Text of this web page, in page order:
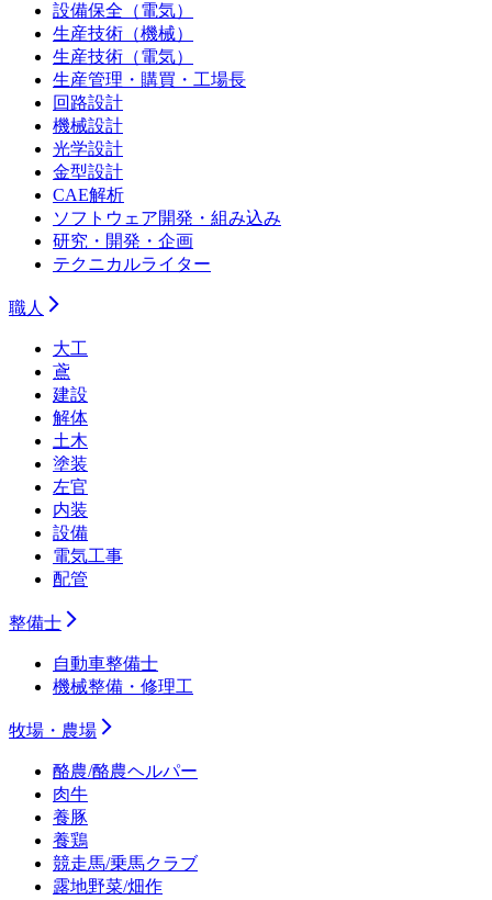
設備保全（電気）
生産技術（機械）
生産技術（電気）
生産管理・購買・工場長
回路設計
機械設計
光学設計
金型設計
CAE解析
ソフトウェア開発・組み込み
研究・開発・企画
テクニカルライター
職人
大工
鳶
建設
解体
土木
塗装
左官
内装
設備
電気工事
配管
整備士
自動車整備士
機械整備・修理工
牧場・農場
酪農/酪農ヘルパー
肉牛
養豚
養鶏
競走馬/乗馬クラブ
露地野菜/畑作